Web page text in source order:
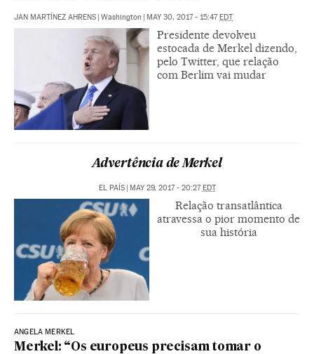
JAN MARTÍNEZ AHRENS | Washington | MAY 30, 2017 - 15:47EDT
Presidente devolveu
estocada de Merkel dizendo,
pelo Twitter, que relação
com Berlim vai mudar
Advertência de Merkel
EL PAÍS | MAY 29, 2017 - 20:27EDT
Relação transatlântica
atravessa o pior momento de
sua história
ANGELA MERKEL
Merkel: “Os europeus precisam tomar o